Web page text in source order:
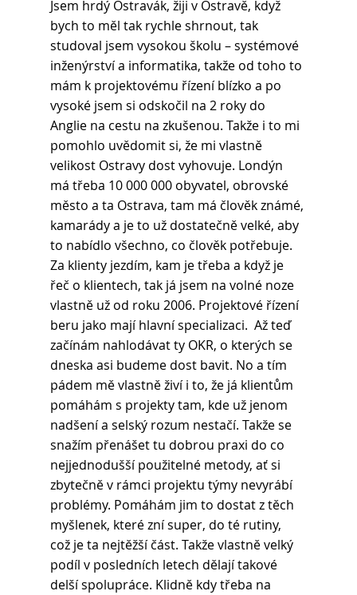
Jsem hrdý Ostravák, žiji v Ostravě, když
bych to měl tak rychle shrnout, tak
studoval jsem vysokou školu – systémové
inženýrství a informatika, takže od toho to
mám k projektovému řízení blízko a po
vysoké jsem si odskočil na 2 roky do
Anglie na cestu na zkušenou. Takže i to mi
pomohlo uvědomit si, že mi vlastně
velikost Ostravy dost vyhovuje. Londýn
má třeba 10 000 000 obyvatel, obrovské
město a ta Ostrava, tam má člověk známé,
kamarády a je to už dostatečně velké, aby
to nabídlo všechno, co člověk potřebuje.
Za klienty jezdím, kam je třeba a když je
řeč o klientech, tak já jsem na volné noze
vlastně už od roku 2006. Projektové řízení
beru jako mají hlavní specializaci.  Až teď
začínám nahlodávat ty OKR, o kterých se
dneska asi budeme dost bavit. No a tím
pádem mě vlastně živí i to, že já klientům
pomáhám s projekty tam, kde už jenom
nadšení a selský rozum nestačí. Takže se
snažím přenášet tu dobrou praxi do co
nejjednodušší použitelné metody, ať si
zbytečně v rámci projektu týmy nevyrábí
problémy. Pomáhám jim to dostat z těch
myšlenek, které zní super, do té rutiny,
což je ta nejtěžší část. Takže vlastně velký
podíl v posledních letech dělají takové
delší spolupráce. Klidně kdy třeba na